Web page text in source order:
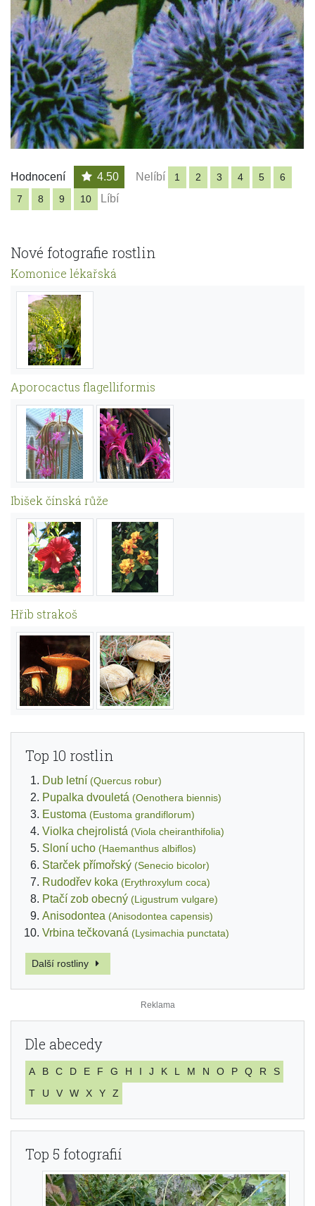
Hodnocení 4.50 Nelíbí 1 2 3 4 5
6
7
8 9 10 Líbí
Nové fotografie rostlin
Komonice lékařská
Aporocactus flagelliformis
Ibišek čínská růže
Hřib strakoš
Top 10 rostlin
Dub letní (Quercus robur)
Pupalka dvouletá (Oenothera biennis)
Eustoma (Eustoma grandiflorum)
Violka chejrolistá (Viola cheiranthifolia)
Sloní ucho (Haemanthus albiflos)
Starček přímořský (Senecio bicolor)
Rudodřev koka (Erythroxylum coca)
Ptačí zob obecný (Ligustrum vulgare)
Anisodontea (Anisodontea capensis)
Vrbina tečkovaná (Lysimachia punctata)
Další rostliny
Dle abecedy
A B C D E F G H I J K L M N O P Q R
S
T
U V W X Y Z
Top 5 fotografií